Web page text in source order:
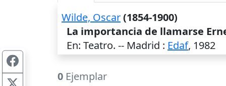
Wilde, Oscar(1854-1900)
La importancia de llamarse
En: Teatro. -- Madrid : Edaf, 1982
0 Ejemplar